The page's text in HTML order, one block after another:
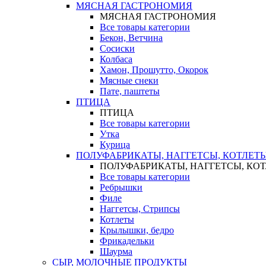
МЯСНАЯ ГАСТРОНОМИЯ
МЯСНАЯ ГАСТРОНОМИЯ
Все товары категории
Бекон, Ветчина
Сосиски
Колбаса
Хамон, Прошутто, Окорок
Мясные снеки
Пате, паштеты
ПТИЦА
ПТИЦА
Все товары категории
Утка
Курица
ПОЛУФАБРИКАТЫ, НАГГЕТСЫ,
ПОЛУФАБРИКАТЫ, НАГГЕТСЫ,
Все товары категории
Ребрышки
Филе
Наггетсы, Стрипсы
Котлеты
Крылышки, бедро
Фрикадельки
Шаурма
СЫР, МОЛОЧНЫЕ ПРОДУКТЫ